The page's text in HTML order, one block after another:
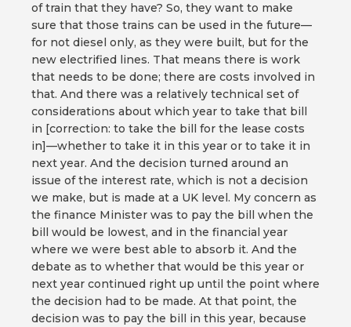
of train that they have? So, they want to make
sure that those trains can be used in the future—
for not diesel only, as they were built, but for the
new electrified lines. That means there is work
that needs to be done; there are costs involved in
that. And there was a relatively technical set of
considerations about which year to take that bill
in [correction: to take the bill for the lease costs
in]—whether to take it in this year or to take it in
next year. And the decision turned around an
issue of the interest rate, which is not a decision
we make, but is made at a UK level. My concern as
the finance Minister was to pay the bill when the
bill would be lowest, and in the financial year
where we were best able to absorb it. And the
debate as to whether that would be this year or
next year continued right up until the point where
the decision had to be made. At that point, the
decision was to pay the bill in this year, because